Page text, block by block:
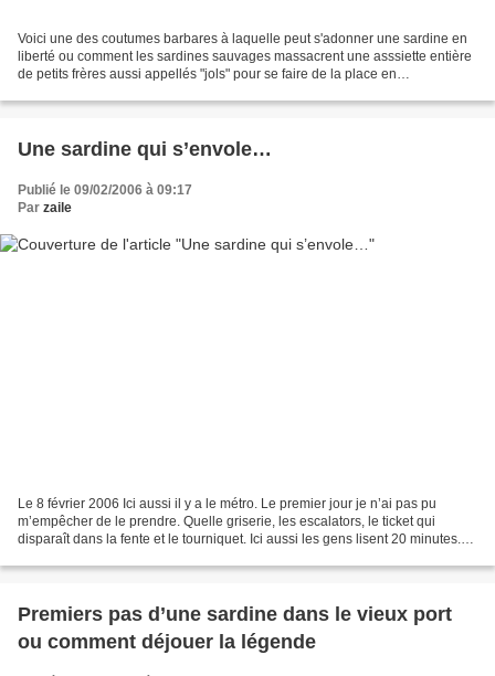
Voici une des coutumes barbares à laquelle peut s'adonner une sardine en
liberté ou comment les sardines sauvages massacrent une asssiette entière
de petits frères aussi appellés "jols" pour se faire de la place en
Une sardine qui s’envole…
Publié le 09/02/2006 à 09:17
Par zaile
Le 8 février 2006 Ici aussi il y a le métro. Le premier jour je n’ai pas pu
m’empêcher de le prendre. Quelle griserie, les escalators, le ticket qui
disparaît dans la fente et le tourniquet. Ici aussi les gens lisent 20 minutes.
Premiers pas d’une sardine dans le vieux port
ou comment déjouer la légende